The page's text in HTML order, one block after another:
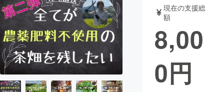
アート・写真 音楽
テクノロジー・ガジェット ゲーム・サ
映像・映画 書籍・雑誌
ビジネス・起業 チャレンジ
現在の支援総
額
8,00
0円